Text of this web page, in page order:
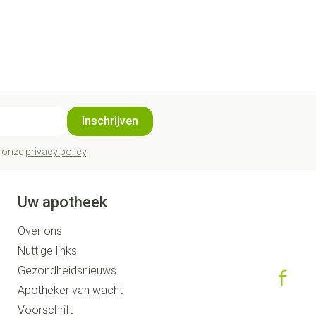
Inschrijven
privacy policy.
Uw apotheek
Over ons
Nuttige links
Gezondheidsnieuws
Apotheker van wacht
Voorschrift